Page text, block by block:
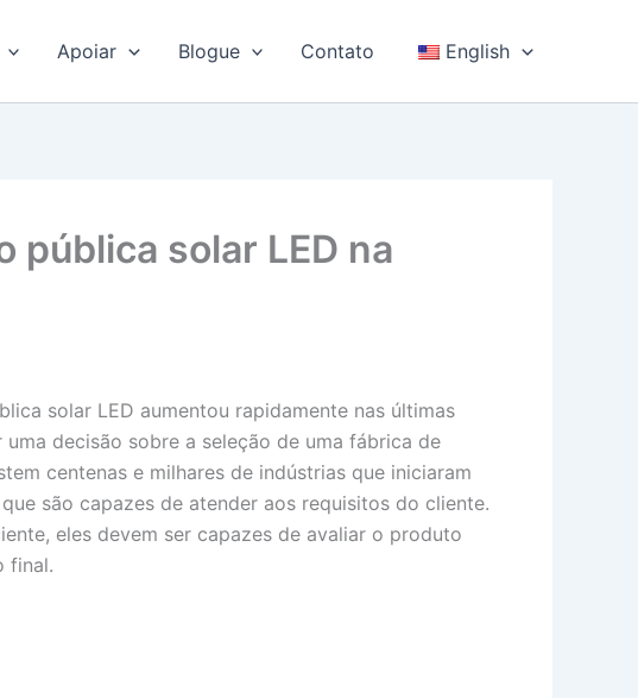
Apoiar Blogue Contato English
pública solar LED na
solar LED aumentou rapidamente nas últimas
decisão sobre a seleção de uma fábrica de
centenas e milhares de indústrias que iniciaram
são capazes de atender aos requisitos do cliente.
eles devem ser capazes de avaliar o produto
final.